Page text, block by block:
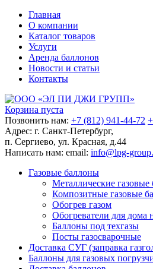
Главная
О компании
Каталог товаров
Услуги
Аренда баллонов
Новости и статьи
Контакты
Корзина пуста
Позвонить нам: +7 (812) 941-44-72
Адрес: г. Санкт-Петербург,
п. Сергиево, ул. Красная, д.44
Написать нам: email: info@lpg-
Газовые баллоны
Металлические
Композитные газовые
Обогрев газом
Обогреватели для дома
Баллоны под техгазы
Посты газосварочные
Доставка СУГ (заправка
Баллоны для газовых